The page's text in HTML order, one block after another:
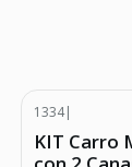
Agotado
1334|
KIT Carro